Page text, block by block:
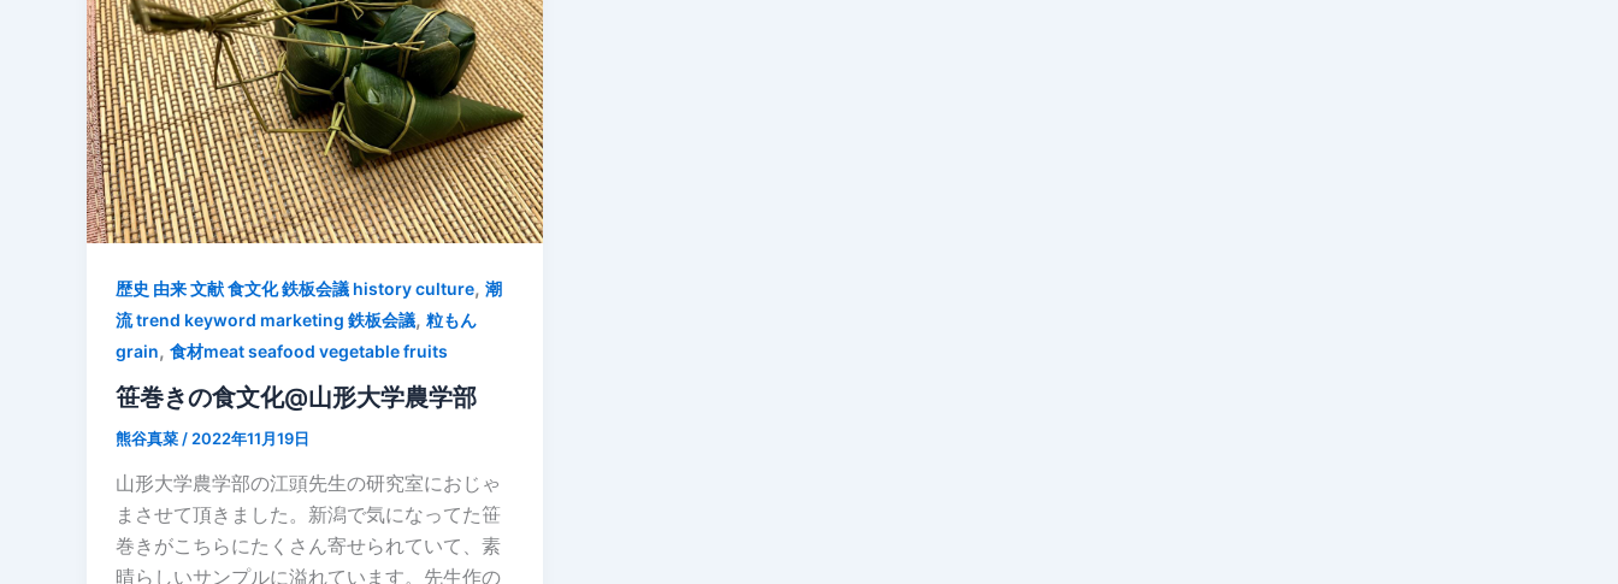
歴史 由来 文献 食文化 鉄板会議 history culture, 潮
流 trend keyword marketing 鉄板会議, 粒もん
grain, 食材meat seafood vegetable fruits
笹巻きの食文化@山形大学農学部
熊谷真菜 / 2022年11月19日
山形大学農学部の江頭先生の研究室におじゃ
まさせて頂きました。新潟で気になってた笹
巻きがこちらにたくさん寄せられていて、素
晴らしいサンプルに溢れています。先生作の